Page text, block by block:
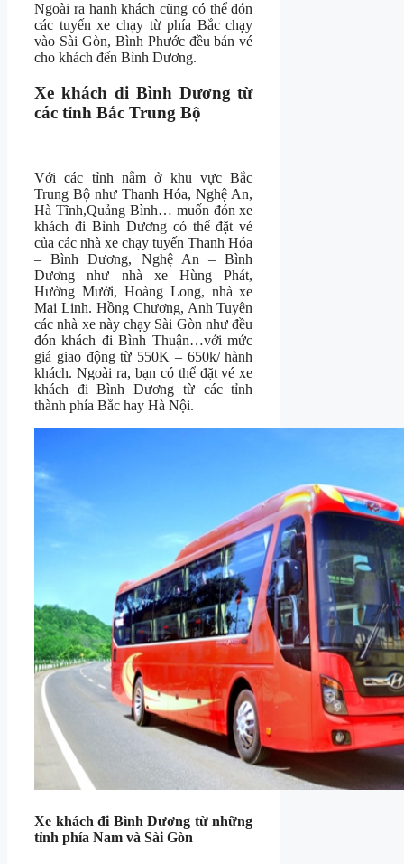
Ngoài ra hanh khách cũng có thể đón
các tuyến xe chạy từ phía Bắc chạy
vào Sài Gòn, Bình Phước đều bán vé
cho khách đến Bình Dương.
Xe khách đi Bình Dương từ
các tỉnh Bắc Trung Bộ
Với các tỉnh nằm ở khu vực Bắc
Trung Bộ như Thanh Hóa, Nghệ An,
Hà Tĩnh,Quảng Bình… muốn đón xe
khách đi Bình Dương có thể đặt vé
của các nhà xe chạy tuyến Thanh Hóa
– Bình Dương, Nghệ An – Bình
Dương như nhà xe Hùng Phát,
Hường Mười, Hoàng Long, nhà xe
Mai Linh. Hồng Chương, Anh Tuyên
các nhà xe này chạy Sài Gòn như đều
đón khách đi Bình Thuận…với mức
giá giao động từ 550K – 650k/ hành
khách. Ngoài ra, bạn có thể đặt vé xe
khách đi Bình Dương từ các tỉnh
thành phía Bắc hay Hà Nội.
Xe khách đi Bình Dương từ những
tỉnh phía Nam và Sài Gòn